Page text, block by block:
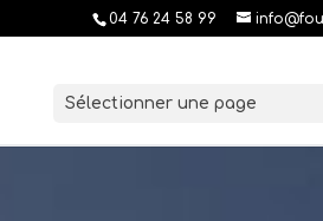
04 76 24 58 99
Sélectionner une page